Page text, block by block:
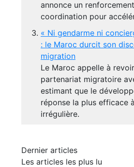
annonce un
coordination pour
« Ni gendarme ni
: le Maroc durcit son
migration
Le Maroc appelle à
partenariat migratoire
estimant que le
réponse la plus efficace
irrégulière.
Dernier articles
Les articles les plus lu